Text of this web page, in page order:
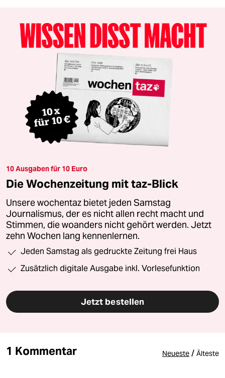
10 Ausgaben für 10 Euro
Die Wochenzeitung mit taz-Blick
Unsere wochentaz bietet jeden Samstag
Journalismus, der es nicht allen recht macht und
Stimmen, die woanders nicht gehört werden. Jetzt
zehn Wochen lang kennenlernen.
Jeden Samstag als gedruckte Zeitung frei Haus
Zusätzlich digitale Ausgabe inkl. Vorlesefunktion
Jetzt bestellen
1 Kommentar Neueste / Älteste